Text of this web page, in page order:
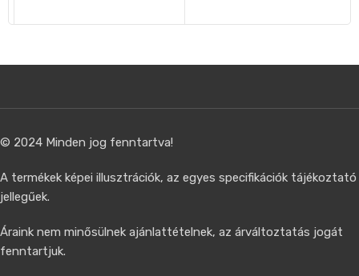
© 2024 Minden jog fenntartva!
A termékek képei illusztrációk, az egyes specifikációk tájékoztató
jellegűek.
Áraink nem minősülnek ajánlattételnek, az árváltoztatás jogát
fenntartjuk.